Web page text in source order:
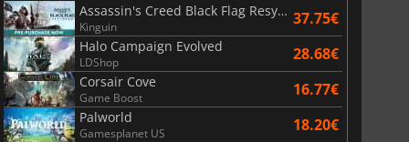
Assassin's Creed Black Flag Resynced
Kinguin 37.75€
Halo Campaign Evolved
LDShop 28.68€
Corsair Cove
Game Boost 16.77€
Palworld
Gamesplanet US 18.20€